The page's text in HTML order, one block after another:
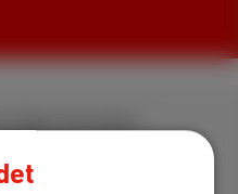
App herunter